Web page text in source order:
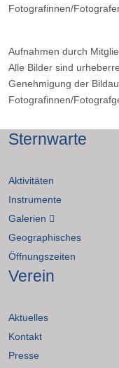
Fotografinnen/
Aufnahmen durch
Alle Bilder sind
Genehmigung der
Fotografinnen/
Sternwarte
Aktivitäten
Instrumente
Galerien
Geographisches
Öffnungszeiten
Verein
Aktuelles
Kontakt
Presse